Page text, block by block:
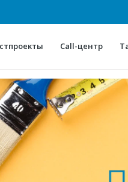
Call-центр
О проекте
Конкурентные